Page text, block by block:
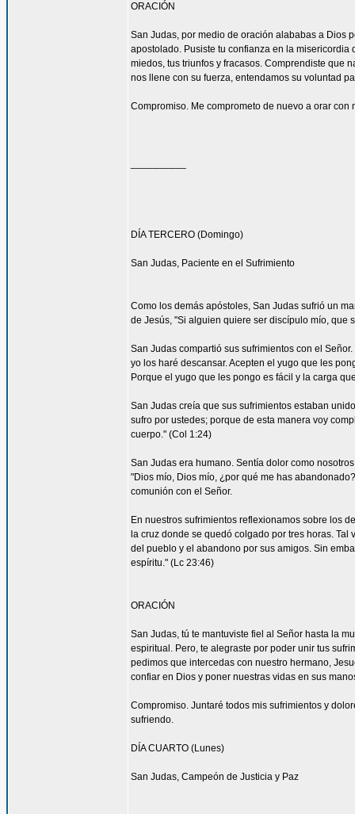
ORACIÓN
San Judas, por medio de oración alababas a Dios
apostolado. Pusiste tu confianza en la
miedos, tus triunfos y fracasos. Comprendiste que
nos llene con su fuerza, entendamos su voluntad
Compromiso. Me comprometo de nuevo a orar
DÍA TERCERO (Domingo)
San Judas, Paciente en el Sufrimiento
Como los demás apóstoles, San Judas sufrió un
de Jesús, "Si alguien quiere ser discípulo mío, que
San Judas compartió sus sufrimientos con el
yo los haré descansar. Acepten el yugo que les
Porque el yugo que les pongo es fácil y la carga
San Judas creía que sus sufrimientos estaban
sufro por ustedes; porque de esta manera voy
cuerpo." (Col 1:24)
San Judas era humano. Sentía dolor como
"Dios mío, Dios mío, ¿por qué me has
comunión con el Señor.
En nuestros sufrimientos reflexionamos sobre los
la cruz donde se quedó colgado por tres horas.
del pueblo y el abandono por sus amigos. Sin
espíritu." (Lc 23:46)
ORACIÓN
San Judas, tú te mantuviste fiel al Señor hasta la
espiritual. Pero, te alegraste por poder unir tus
pedimos que intercedas con nuestro hermano,
confiar en Dios y poner nuestras vidas en sus
Compromiso. Juntaré todos mis sufrimientos y
sufriendo.
DÍA CUARTO (Lunes)
San Judas, Campeón de Justicia y Paz